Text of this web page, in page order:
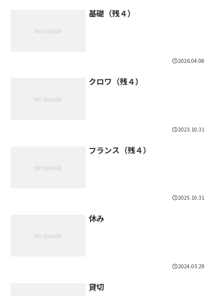
基礎（残４）
2026.04.08
クロワ（残４）
2023.10.31
フランス（残４）
2025.10.31
休み
2024.03.29
貸切